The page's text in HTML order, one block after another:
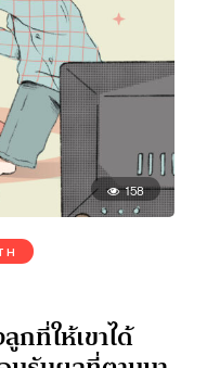
158
กที่ให้เขาได้